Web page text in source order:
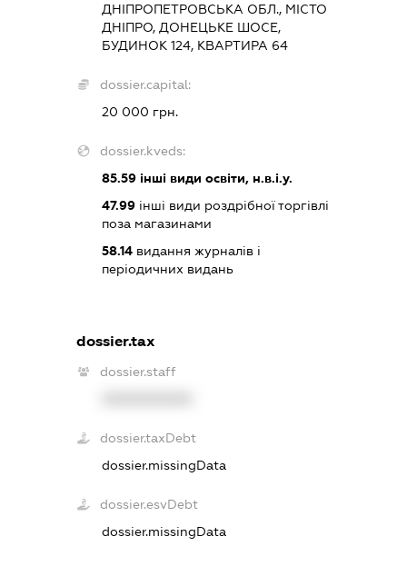
ДНІПРОПЕТРОВСЬКА ОБЛ., МІСТО
ДНІПРО, ДОНЕЦЬКЕ ШОСЕ,
БУДИНОК 124, КВАРТИРА 64
dossier.capital:
20 000 грн.
dossier.kveds:
85.59інші види освіти, н.в.і.у.
47.99інші види роздрібної торгівлі
поза магазинами
58.14видання журналів і
періодичних видань
dossier.tax
dossier.staff
dossier.taxDebt
dossier.missingData
dossier.esvDebt
dossier.missingData